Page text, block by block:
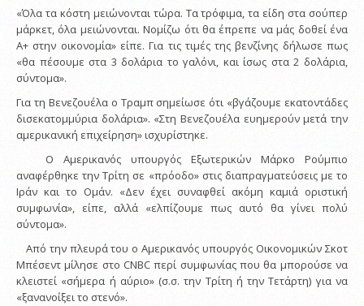
«Όλα τα κόστη μειώνονται τώρα. Τα τρόφιμα, τα είδη στα σούπερ
μάρκετ, όλα μειώνονται. Νομίζω ότι θα έπρεπε να μάς δοθεί ένα
Α+ στην οικονομία» είπε. Για τις τιμές της βενζίνης δήλωσε πως
«θα πέσουμε στα 3 δολάρια το γαλόνι, και ίσως στα 2 δολάρια,
σύντομα».
Για τη Βενεζουέλα ο Τραμπ σημείωσε ότι «βγάζουμε εκατοντάδες
δισεκατομμύρια δολάρια». «Στη Βενεζουέλα ευημερούν μετά την
αμερικανική επιχείρηση» ισχυρίστηκε.
Ο Αμερικανός υπουργός Εξωτερικών Μάρκο Ρούμπιο
αναφέρθηκε την Τρίτη σε «πρόοδο» στις διαπραγματεύσεις με το
Ιράν και το Ομάν. «Δεν έχει συναφθεί ακόμη καμιά οριστική
συμφωνία», είπε, αλλά «ελπίζουμε πως αυτό θα γίνει πολύ
σύντομα».
Από την πλευρά του ο Αμερικανός υπουργός Οικονομικών Σκοτ
Μπέσεντ μίλησε στο CNBC περί συμφωνίας που θα μπορούσε να
κλειστεί «σήμερα ή αύριο» (σ.σ. την Τρίτη ή την Τετάρτη) για να
«ξανανοίξει το στενό».